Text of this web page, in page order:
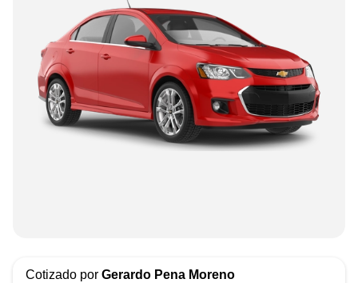
Cotizado por Gerardo Pena Moreno